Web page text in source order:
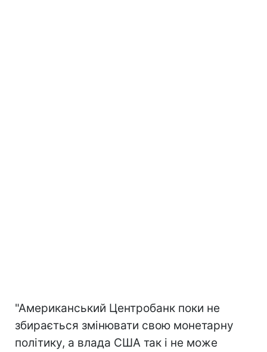
"Американський Центробанк поки не
збирається змінювати свою монетарну
політику, а влада США так і не може